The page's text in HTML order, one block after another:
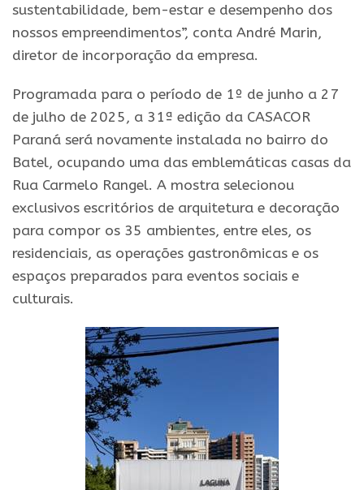
sustentabilidade, bem-estar e desempenho dos
nossos empreendimentos”, conta André Marin,
diretor de incorporação da empresa.
Programada para o período de 1º de junho a 27
de julho de 2025, a 31ª edição da CASACOR
Paraná será novamente instalada no bairro do
Batel, ocupando uma das emblemáticas casas da
Rua Carmelo Rangel. A mostra selecionou
exclusivos escritórios de arquitetura e decoração
para compor os 35 ambientes, entre eles, os
residenciais, as operações gastronômicas e os
espaços preparados para eventos sociais e
culturais.